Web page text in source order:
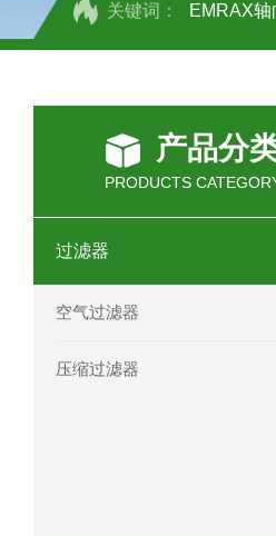
关键词： EMRAX
OEMER
OEMER
OEMER
产品分
PRODUCTS
过滤器
空气过滤器
压缩过滤器